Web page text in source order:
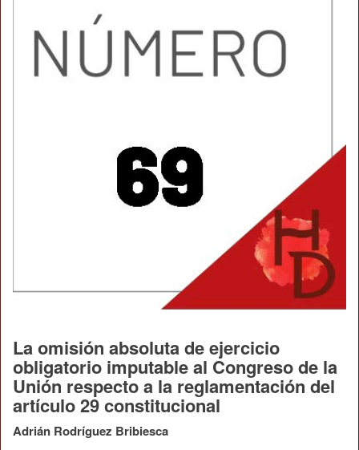
La omisión absoluta de ejercicio
obligatorio imputable al Congreso de la
Unión respecto a la reglamentación del
artículo 29 constitucional
Adrián Rodríguez Bribiesca